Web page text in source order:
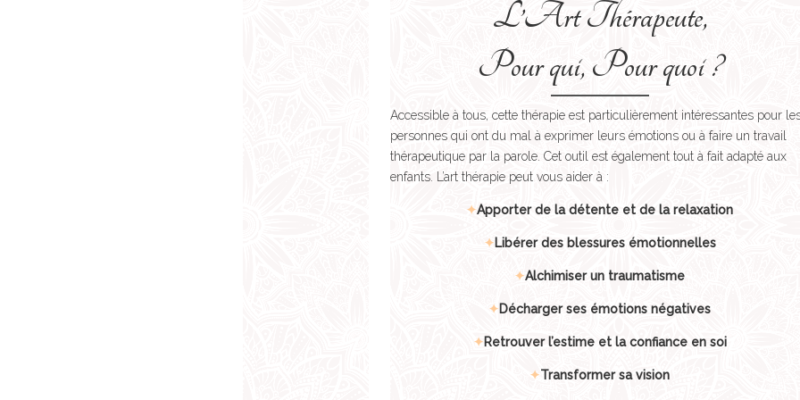
L’Art Thérapeute,
Pour qui, Pour quoi ?
Accessible à tous, cette thérapie est particulièrement intéressantes pour
personnes qui ont du mal à exprimer leurs émotions ou à faire un travail
thérapeutique par la parole. Cet outil est également tout à fait adapté aux
enfants. L’art thérapie peut vous aider à :
✦Apporter de la détente et de la relaxation
✦Libérer des blessures émotionnelles
✦Alchimiser un traumatisme
✦Décharger ses émotions négatives
✦Retrouver l’estime et la confiance en soi
✦Transformer sa vision